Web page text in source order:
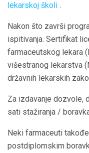
lekarskoj školi .
Nakon što završi
ispitivanja. Sertifikat
farmaceutskog lekara
višestranog lekarstva
državnih lekarskih
Za izdavanje dozvole,
sati stažiranja /
Neki farmaceuti
postdiplomskim